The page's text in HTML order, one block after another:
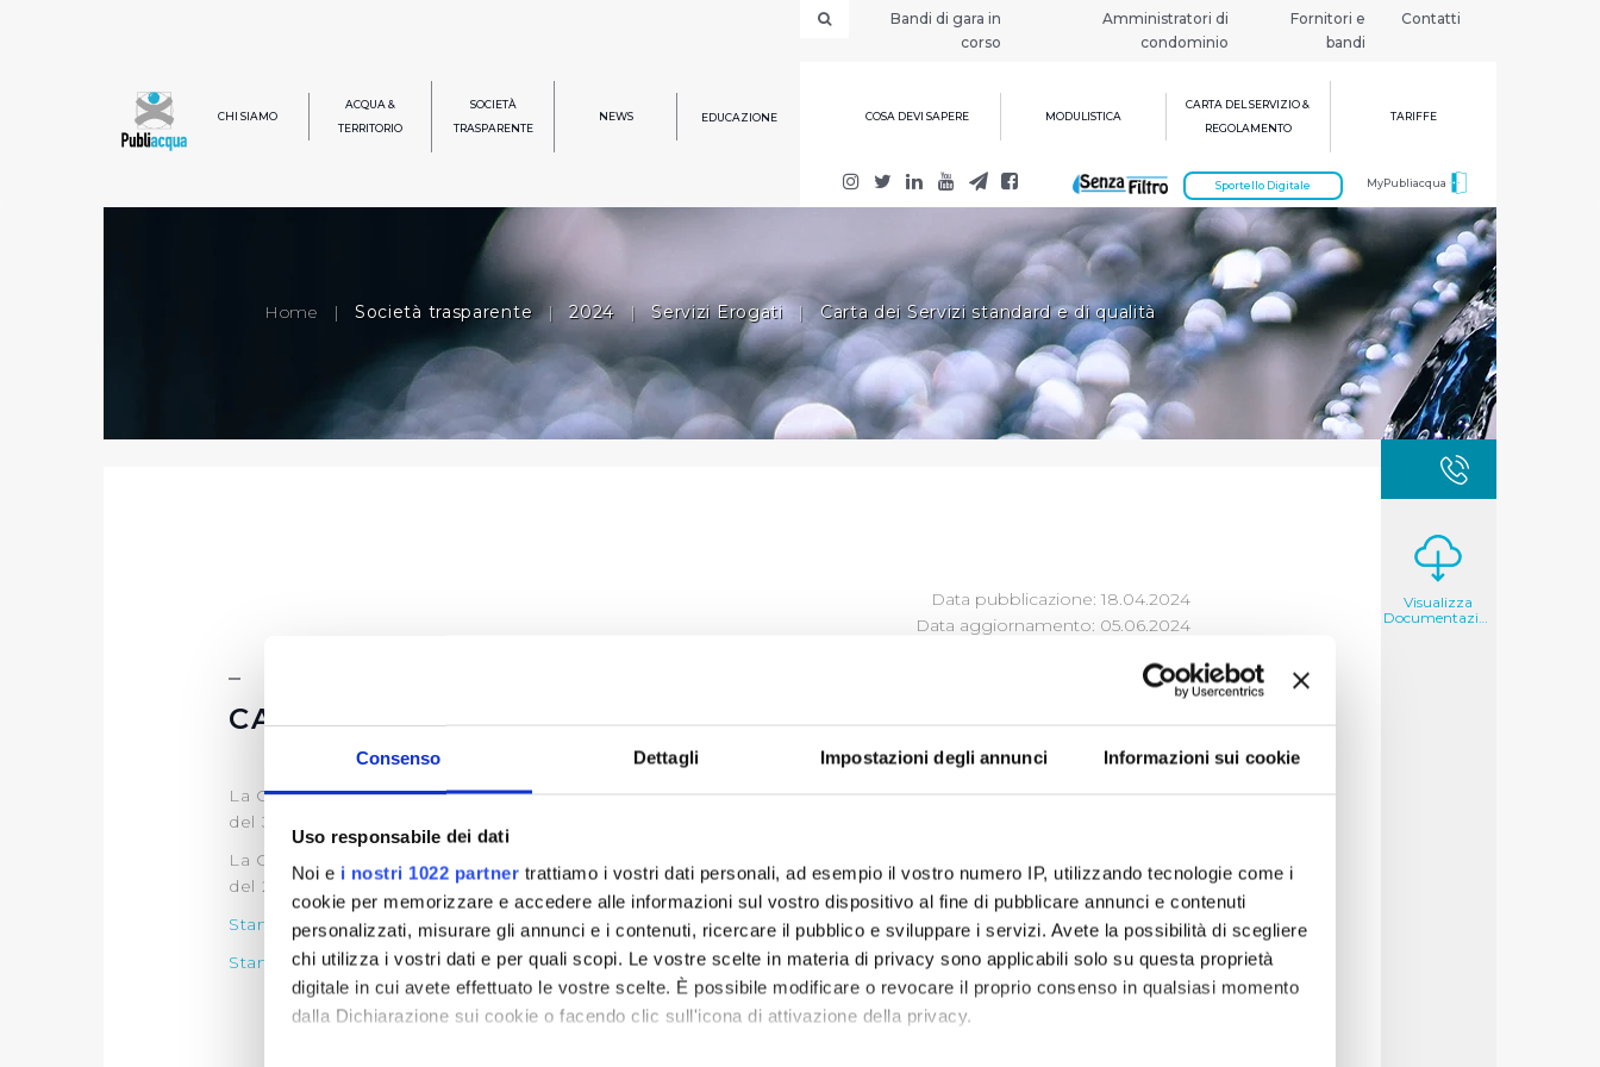
Consenso Dettagli Impostazioni degli annunci Informazioni sui cookie
Uso responsabile dei dati
Noi e i nostri 1022 partner trattiamo i vostri dati personali, ad esempio il vostro numero IP, utilizzando tecnologie come i
cookie per memorizzare e accedere alle informazioni sul vostro dispositivo al fine di pubblicare annunci e contenuti
personalizzati, misurare gli annunci e i contenuti, ricercare il pubblico e sviluppare i servizi. Avete la possibilità di scegliere
chi utilizza i vostri dati e per quali scopi. Le vostre scelte in materia di privacy sono applicabili solo su questa proprietà
digitale in cui avete effettuato le vostre scelte. È possibile modificare o revocare il proprio consenso in qualsiasi momento
dalla Dichiarazione sui cookie o facendo clic sull'icona di attivazione della privacy.
Bandi di gara in
corso
Amministratori di
condominio
Fornitori e
bandi
Contatti
CHI SIAMO
ACQUA &
TERRITORIO
SOCIETÀ
TRASPARENTE
NEWS EDUCAZIONE COSA DEVI SAPERE MODULISTICA
CARTA DEL SERVIZIO &
REGOLAMENTO
TARIFFE
MyPubliacqua
Sportello Digitale
Home | Società trasparente | 2024 | Servizi Erogati | Carta dei Servizi standard e di qualità
Data pubblicazione: 18.04.2024
Data aggiornamento: 05.06.2024
CARTA DEI SERVIZI STANDARD E DI QUALITÀ
La Carta del Servizio in vigore dal 1 giugno 2024 è quella approvata con delibera del Consiglio Direttivo n. 2/2024
del 30 maggio 2024 (
La Carta del Servizio in vigore fino al 31 maggio 2024 è quella approvata con delibera del Consiglio Direttivo n. 8
del 29 luglio 2022 (clicca qui)
Standard di qualità commerciale (dati 2022)
Standard di qualità commerciale (dati 2023)
Visualizza
Documentazione